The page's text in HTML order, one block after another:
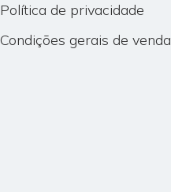
Política de privacidade
Condições gerais de venda